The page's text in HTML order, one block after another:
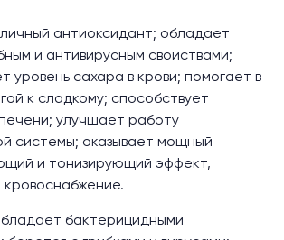
антиоксидант; обладает
и антивирусным свойствами;
уровень сахара в крови; помогает в
к сладкому; способствует
улучшает работу
системы; оказывает мощный
и тонизирующий эффект,
кровоснабжение.
бактерицидными